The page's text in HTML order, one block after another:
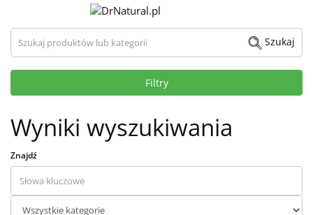
Szukaj produktów lub kategorii Szukaj
Filtry
Wyniki wyszukiwania
Znajdź